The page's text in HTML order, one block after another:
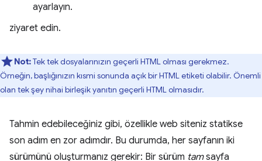
ayarlayın.
ziyaret edin.
Not:Tek tek dosyalarınızın geçerli HTML olması gerekmez.
Örneğin, başlığınızın kısmi sonunda açık bir HTML etiketi olabilir. Önemli
olan tek şey nihai birleşik yanıtın geçerli HTML olmasıdır.
Tahmin edebileceğiniz gibi, özellikle web siteniz statikse
son adım en zor adımdır. Bu durumda, her sayfanın iki
sürümünü oluşturmanız gerekir: Bir sürüm tamsayfa